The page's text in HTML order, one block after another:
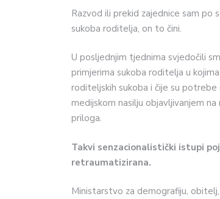
Razvod ili prekid zajednice sam po
sukoba roditelja, on to čini.
U posljednjim tjednima svjedočili
primjerima sukoba roditelja u
roditeljskih sukoba i čije su
medijskom nasilju objavljivanjem
priloga.
Takvi senzacionalistički istupi
retraumatizirana.
Ministarstvo za demografiju,